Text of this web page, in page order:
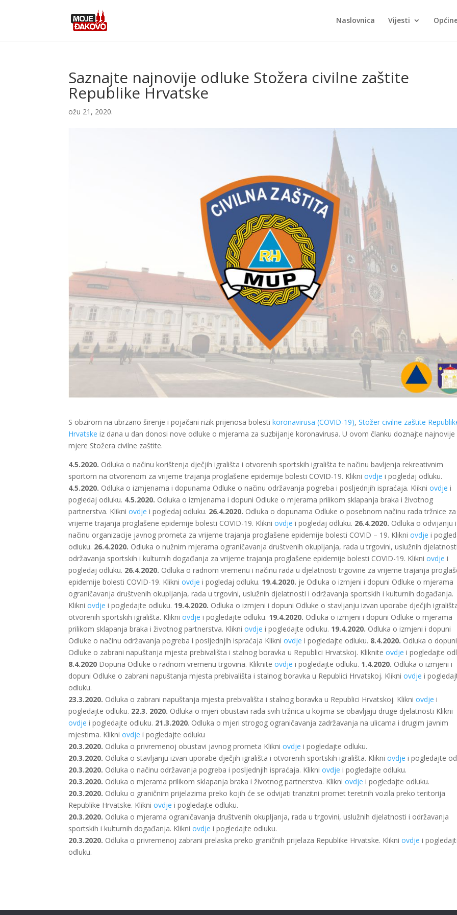
Naslovnica Vijesti
Saznajte najnovije odluke Stožera civilne zaštite
Republike Hrvatske
ožu 21, 2020.
S obzirom na ubrzano širenje i pojačani rizik prijenosa bolestikoronavirusa (COVID-19),Stožer civilne zaštite
Hrvatske iz dana u dan donosi nove odluke o mjerama za suzbijanje koronavirusa. U ovom članku doznajte najnovije
mjere Stožera civilne zaštite.
4.5.2020. Odluka o načinu korištenja dječjih igrališta i otvorenih sportskih igrališta te načinu bavljenja rekreativnim
sportom na otvorenom za vrijeme trajanja proglašene epidemije bolesti COVID-19. Klikni ovdje i pogledaj odluku.
4.5.2020. Odluka o izmjenama i dopunama Odluke o načinu održavanja pogreba i posljednjih ispraćaja. Klikniovdje i
pogledaj odluku. 4.5.2020. Odluka o izmjenama i dopuni Odluke o mjerama prilikom sklapanja braka i životnog
partnerstva. Klikniovdje i pogledaj odluku. 26.4.2020. Odluka o dopunama Odluke o posebnom načinu rada tržnice za
vrijeme trajanja proglašene epidemije bolesti COVID-19. Klikniovdje i pogledaj odluku. 26.4.2020. Odluka o odvijanju i
načinu organizacije javnog prometa za vrijeme trajanja proglašene epidemije bolesti COVID – 19. Klikniovdje i
odluku. 26.4.2020. Odluka o nužnim mjerama ograničavanja društvenih okupljanja, rada u trgovini, uslužnih
održavanja sportskih i kulturnih događanja za vrijeme trajanja proglašene epidemije bolesti COVID-19. Klikniovdje i
pogledaj odluku. 26.4.2020. Odluka o radnom vremenu i načinu rada u djelatnosti trgovine za vrijeme trajanja
epidemije bolesti COVID-19. Klikniovdje i pogledaj odluku. 19.4.2020. je Odluka o izmjeni i dopuni Odluke o mjerama
ograničavanja društvenih okupljanja, rada u trgovini, uslužnih djelatnosti i održavanja sportskih i kulturnih događanja.
Klikni ovdjei pogledajte odluku. 19.4.2020. Odluka o izmjeni i dopuni Odluke o stavljanju izvan uporabe dječjih
otvorenih sportskih igrališta. Klikniovdje i pogledajte odluku. 19.4.2020. Odluka o izmjeni i dopuni Odluke o mjerama
prilikom sklapanja braka i životnog partnerstva. Klikniovdje i pogledajte odluku. 19.4.2020. Odluka o izmjeni i dopuni
Odluke o načinu održavanja pogreba i posljednjih ispraćaja Klikniovdje i pogledajte odluku. 8.4.2020. Odluka o dopuni
Odluke o zabrani napuštanja mjesta prebivališta i stalnog boravka u Republici Hrvatskoj. Klikniteovdje i pogledajte
8.4.2020 Dopuna Odluke o radnom vremenu trgovina. Klikniteovdje i pogledajte odluku. 1.4.2020. Odluka o izmjeni i
dopuni Odluke o zabrani napuštanja mjesta prebivališta i stalnog boravka u Republici Hrvatskoj. Klikni ovdje i
odluku.
23.3.2020. Odluka o zabrani napuštanja mjesta prebivališta i stalnog boravka u Republici Hrvatskoj. Klikniovdje i
pogledajte odluku. 22.3. 2020. Odluka o mjeri obustavi rada svih tržnica u kojima se obavljaju druge djelatnosti Klikni
ovdje i pogledajte odluku. 21.3.2020. Odluka o mjeri strogog ograničavanja zadržavanja na ulicama i drugim javnim
mjestima. Klikniovdje i pogledajte odluku
20.3.2020. Odluka o privremenoj obustavi javnog prometa Klikniovdje i pogledajte odluku.
20.3.2020. Odluka o stavljanju izvan uporabe dječjih igrališta i otvorenih sportskih igrališta. Klikniovdje i pogledajte
20.3.2020. Odluka o načinu održavanja pogreba i posljednjih ispraćaja. Klikniovdje i pogledajte odluku.
20.3.2020. Odluka o mjerama prilikom sklapanja braka i životnog partnerstva. Klikniovdje i pogledajte odluku.
20.3.2020. Odluku o graničnim prijelazima preko kojih će se odvijati tranzitni promet teretnih vozila preko teritorija
Republike Hrvatske. Klikniovdje i pogledajte odluku.
20.3.2020. Odluka o mjerama ograničavanja društvenih okupljanja, rada u trgovini, uslužnih djelatnosti i održavanja
sportskih i kulturnih događanja. Klikniovdje i pogledajte odluku.
20.3.2020. Odluka o privremenoj zabrani prelaska preko graničnih prijelaza Republike Hrvatske. Klikniovdje i
odluku.